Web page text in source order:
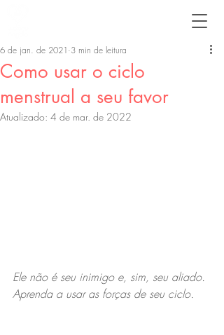
Como usar o ciclo
menstrual a seu favor
6 de jan. de 2021 3 min de leitura
Atualizado: 4 de mar. de 2022
Ele não é seu inimigo e, sim, seu aliado.
Aprenda a usar as forças de seu ciclo.